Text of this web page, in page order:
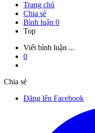
Trang chủ
Chia sẻ
Bình luận 0
Top
Viết bình luận ...
0
Chia sẻ
Đăng lên Facebook